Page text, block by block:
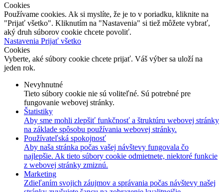
Cookies
Používame cookies. Ak si myslíte, že je to v poriadku, kliknite na
"Prijať všetko". Kliknutím na "Nastavenia" si tiež môžete vybrať,
aký druh súborov cookie chcete povoliť.
Nastavenia Prijať všetko
Cookies
Vyberte, aké súbory cookie chcete prijať. Váš výber sa uloží na
jeden rok.
Nevyhnutné
Tieto súbory cookie nie sú voliteľné. Sú potrebné pre
fungovanie webovej stránky.
Štatistiky
Aby sme mohli zlepšiť funkčnosť a štruktúru webovej stránky
na základe spôsobu používania webovej stránky.
Používateľská spokojnosť
Aby naša stránka počas vašej návštevy fungovala čo
najlepšie. Ak tieto súbory cookie odmietnete, niektoré funkcie
z webovej stránky zmiznú.
Marketing
Zdieľaním svojich záujmov a správania počas návštevy našej